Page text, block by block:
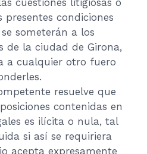
cuestiones litigiosas o
presentes condiciones
someterán a los
de la ciudad de Girona,
a cualquier otro fuero
resuelve que
contenidas en
es ilícita o nula, tal
si así se requiriera
acepta expresamente